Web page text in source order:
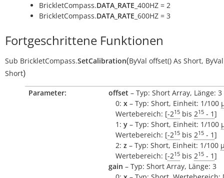
BrickletCompass.DATA_RATE _400HZ = 2
BrickletCompass.DATA_RATE _600HZ = 3
Fortgeschrittene Funktionen
Sub BrickletCompass.SetCalibration(ByVal offset() As Short, ByVal
Short)
Parameter: offset – Typ: Short Array, Länge: 3
0: x – Typ: Short, Einheit: 1/100
Wertebereich: [-215 bis 215 - 1]
1: y – Typ: Short, Einheit: 1/100
Wertebereich: [-215 bis 215 - 1]
2: z – Typ: Short, Einheit: 1/100
Wertebereich: [-215 bis 215 - 1]
gain – Typ: Short Array, Länge: 3